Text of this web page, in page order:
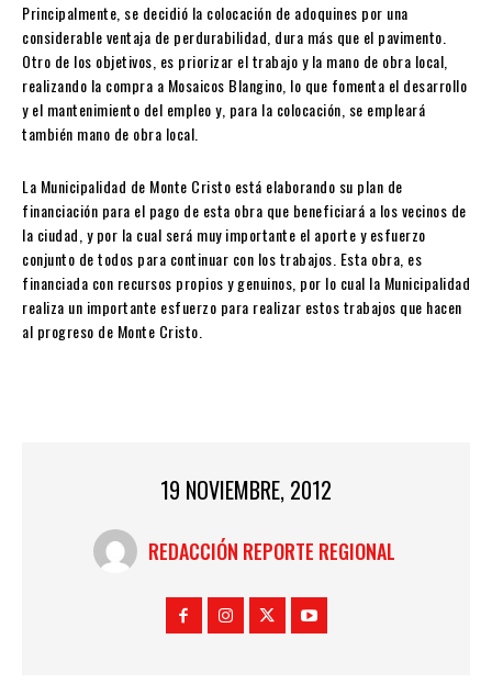
Principalmente, se decidió la colocación de adoquines por una
considerable ventaja de perdurabilidad, dura más que el pavimento.
Otro de los objetivos, es priorizar el trabajo y la mano de obra local,
realizando la compra a Mosaicos Blangino, lo que fomenta el desarrollo
y el mantenimiento del empleo y, para la colocación, se empleará
también mano de obra local.
La Municipalidad de Monte Cristo está elaborando su plan de
financiación para el pago de esta obra que beneficiará a los vecinos de
la ciudad, y por la cual será muy importante el aporte y esfuerzo
conjunto de todos para continuar con los trabajos. Esta obra, es
financiada con recursos propios y genuinos, por lo cual la Municipalidad
realiza un importante esfuerzo para realizar estos trabajos que hacen
al progreso de Monte Cristo.
19 NOVIEMBRE, 2012
REDACCIÓN REPORTE REGIONAL